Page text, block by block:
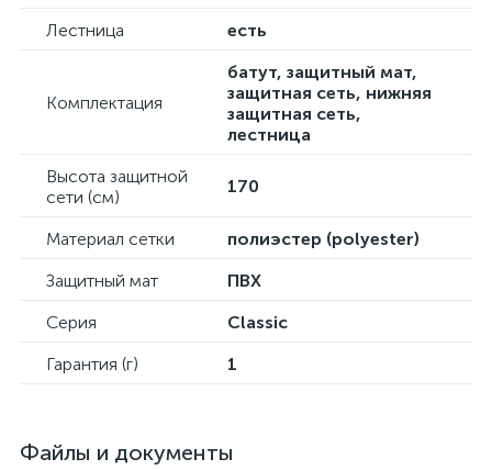
Лестница
есть
Комплектация
батут, защитный мат,
защитная сеть, нижняя
защитная сеть,
лестница
Высота защитной
сети (см)
170
Материал сетки
полиэстер (polyester)
Защитный мат
ПВХ
Серия
Classic
Гарантия (г)
1
Файлы и документы